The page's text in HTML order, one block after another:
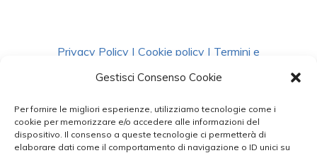
Gestisci Consenso Cookie
Per fornire le migliori esperienze, utilizziamo tecnologie come i
cookie per memorizzare e/o accedere alle informazioni del
dispositivo. Il consenso a queste tecnologie ci permetterà di
elaborare dati come il comportamento di navigazione o ID unici su
Privacy Policy | Cookie policy | Termini e
Condizioni|Richiedi Dati
facebook instagram whatsappphone